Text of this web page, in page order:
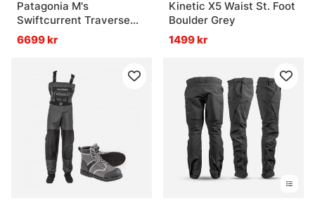
Patagonia M's
Swiftcurrent Traverse
Zip Front Waders River
Rock Green
6699 kr
Kinetic X5 Waist St. Foot
Boulder Grey
1499 kr